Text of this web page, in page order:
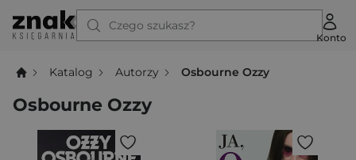
Czego szukasz?
Konto
Katalog Autorzy Osbourne Ozzy
Osbourne Ozzy